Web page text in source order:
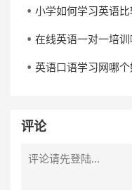
小学如何学习英语比
在线英语一对一培训
英语口语学习网哪个
评论